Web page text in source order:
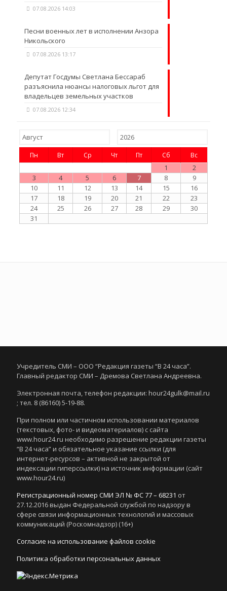
07.08.2026 14:03
Песни военных лет в исполнении Анзора
Никольского
07.08.2026 13:17
Депутат Госдумы Светлана Бессараб
разъяснила нюансы налоговых льгот для
владельцев земельных участков
07.08.2026 12:34
Пн Вт Ср Чт Пт Сб Вс
1
2
3
4 5 6 7 8
9
10
11 12 13 14 15
16
17
18 19 20 21 22
23
24
25 26 27 28 29
30
31
Учредитель СМИ – ООО “Редакция газеты “В 24 часа”.
Главный редактор СМИ – Дремова Светлана Андреевна.
Электронная почта, телефон редакции: hour24gulk@mail.ru
; тел. 8 (86160) 5-19-88.
При полном или частичном использовании материалов
(текстовых, фото- и видеоматериалов) с сайта
www.hour24.ru необходимо разрешение редакции газеты
“В 24 часа” и обязательное указание ссылки (для
интернет-ресурсов – активной не закрытой от
индексации гиперссылки) на источник информации (сайт
www.hour24.ru)
Регистрационный номер СМИ ЭЛ № ФС 77 – 68231 от
27.12.2016 выдан Федеральной службой по надзору в
сфере связи информационных технологий и массовых
коммуникаций (Роскомнадзор) (16+)
Согласие на использование файлов cookie
Политика обработки персональных данных